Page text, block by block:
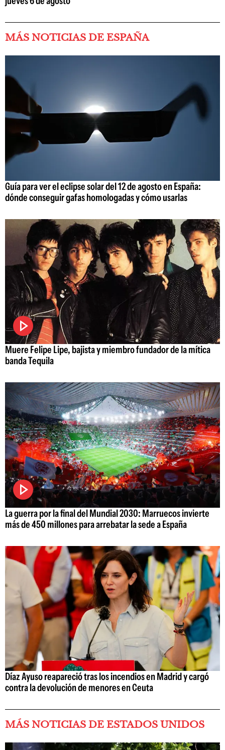
MÁS NOTICIAS DE ESPAÑA
Guía para ver el eclipse solar del 12 de agosto en España:
dónde conseguir gafas homologadas y cómo usarlas
Muere Felipe Lipe, bajista y miembro fundador de la mítica
banda Tequila
La guerra por la final del Mundial 2030: Marruecos invierte
más de 450 millones para arrebatar la sede a España
Díaz Ayuso reapareció tras los incendios en Madrid y cargó
contra la devolución de menores en Ceuta
MÁS NOTICIAS DE ESTADOS UNIDOS